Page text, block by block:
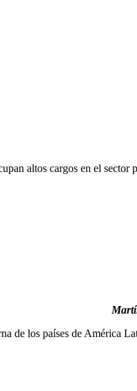
altos cargos en el
de los países de América